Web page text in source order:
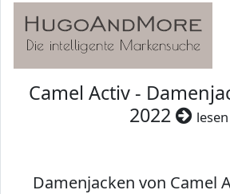
Camel Activ -
2022
lesen
Damenjacken von Camel